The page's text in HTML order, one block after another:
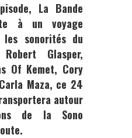
La Bande
à un voyage
sonorités du
Robert Glasper,
Of Kemet, Cory
Maza, ce 24
autour
de la Sono